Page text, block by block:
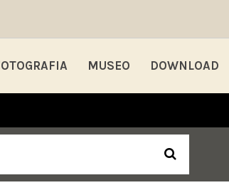
MUSEO DOWNLOAD